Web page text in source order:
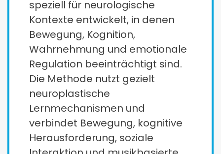
speziell für neurologische
Kontexte entwickelt, in denen
Bewegung, Kognition,
Wahrnehmung und emotionale
Regulation beeinträchtigt sind.
Die Methode nutzt gezielt
neuroplastische
Lernmechanismen und
verbindet Bewegung, kognitive
Herausforderung, soziale